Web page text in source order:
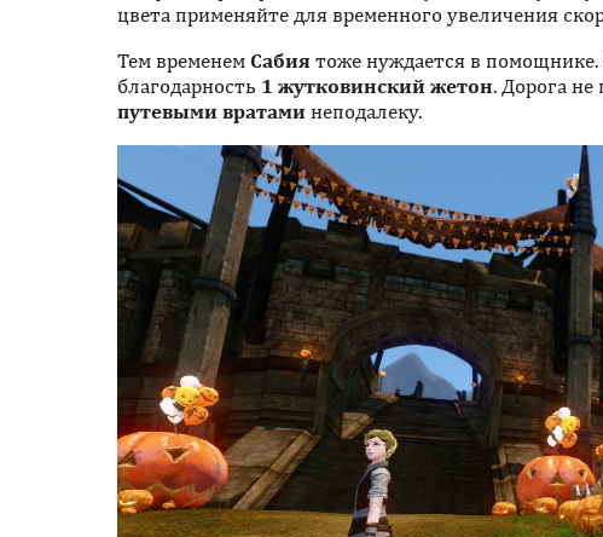
цвета применяйте для временного увеличения
Тем временем Сабия тоже нуждается в помощнике.
благодарность 1 жутковинский жетон. Дорога не
путевыми вратами неподалеку.